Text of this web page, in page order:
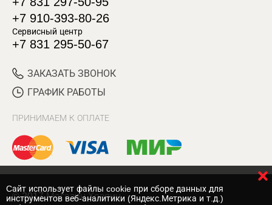
+7 910-393-80-26
Сервисный центр
+7 831 295-50-67
ЗАКАЗАТЬ ЗВОНОК
ГРАФИК РАБОТЫ
ПРИНИМАЕМ К ОПЛАТЕ
© 2017 Магазин Хозяин
Cайт использует файлы cookie при сборе данных для
инструментов веб-аналитики (Яндекс.Метрика и т.д.)